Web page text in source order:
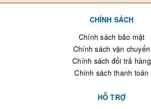
CHÍNH SÁCH
Chính sách bảo mật
Chính sách vận chuyển
Chính sách đổi trả hàng
Chính sách thanh toán
HỖ TRỢ